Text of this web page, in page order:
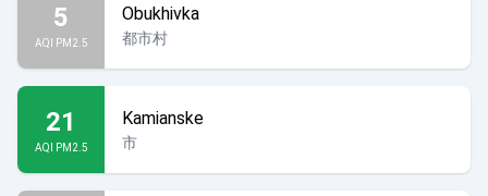
5
AQI PM2.5
Obukhivka
都市村
21
AQI PM2.5
Kamianske
市